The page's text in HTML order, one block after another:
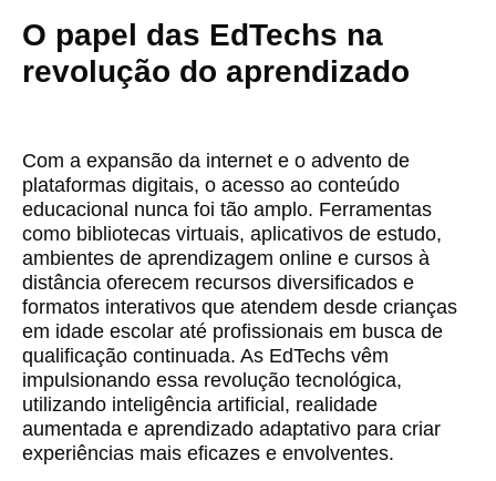
O papel das EdTechs na
revolução do aprendizado
Com a expansão da internet e o advento de
plataformas digitais, o acesso ao conteúdo
educacional nunca foi tão amplo. Ferramentas
como bibliotecas virtuais, aplicativos de estudo,
ambientes de aprendizagem online e cursos à
distância oferecem recursos diversificados e
formatos interativos que atendem desde crianças
em idade escolar até profissionais em busca de
qualificação continuada. As EdTechs vêm
impulsionando essa revolução tecnológica,
utilizando inteligência artificial, realidade
aumentada e aprendizado adaptativo para criar
experiências mais eficazes e envolventes.